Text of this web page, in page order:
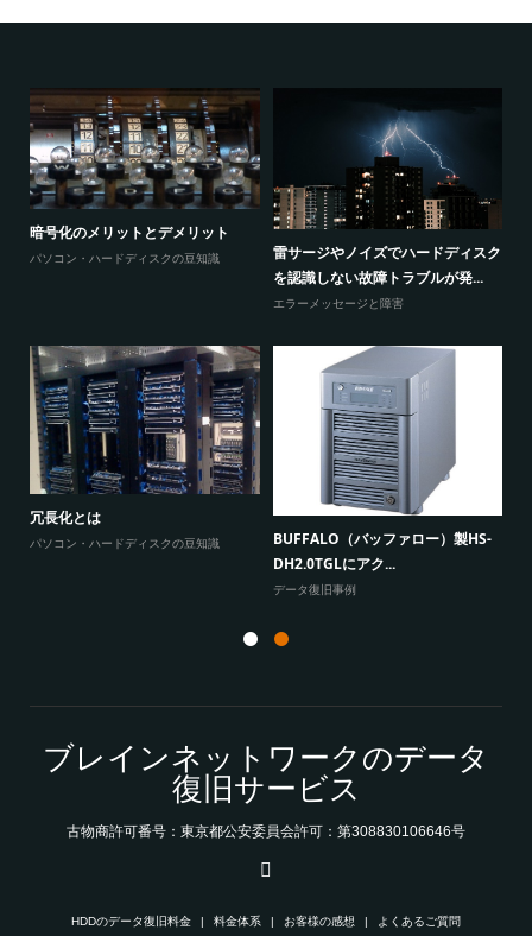
暗号化のメリットとデメリット
パソコン・ハードディスクの豆知識
雷サージやノイズでハードディスク
を認識しない故障トラブルが発...
エラーメッセージと障害
冗長化とは
パソコン・ハードディスクの豆知識
BUFFALO（バッファロー）製HS-
DH2.0TGLにアク...
データ復旧事例
ブレインネットワークのデータ
復旧サービス
古物商許可番号：東京都公安委員会許可：第308830106646号
HDDのデータ復旧料金 料金体系 お客様の感想 よくあるご質問